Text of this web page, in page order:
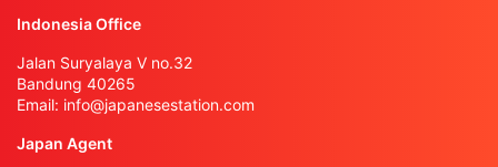
Indonesia Office
Jalan Suryalaya V no.32
Bandung 40265
Email: info@japanesestation.com
Japan Agent